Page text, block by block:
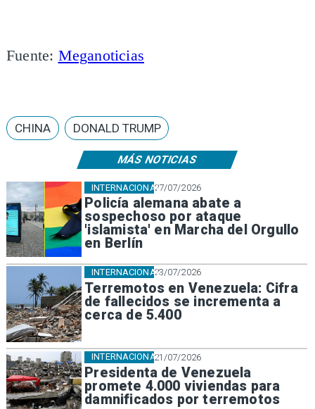
MÁS NOTICIAS
27/07/2026
Policía alemana abate a
sospechoso por ataque
'islamista' en Marcha del Orgullo
en Berlín
INTERNACIONAL
23/07/2026
Terremotos en Venezuela: Cifra
de fallecidos se incrementa a
cerca de 5.400
INTERNACIONAL
21/07/2026
Presidenta de Venezuela
promete 4.000 viviendas para
damnificados por terremotos
INTERNACIONAL
Fuente: Meganoticias
CHINA DONALD TRUMP